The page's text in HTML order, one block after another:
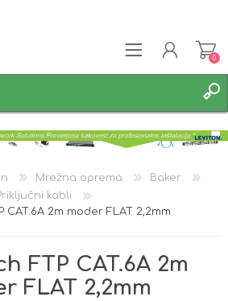
0
Mrežna oprema
Baker
kabli
CAT.6A 2m moder FLAT 2,2mm
FTP CAT.6A 2m
FLAT 2,2mm